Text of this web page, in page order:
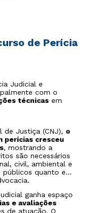
de Perícia
Judicial e
com o
técnicas em
de Justiça (CNJ), o
perícias cresceu
, mostrando a
são necessários
civil, ambiental e
quanto em
ganha espaço
e avaliações
de atuação. O